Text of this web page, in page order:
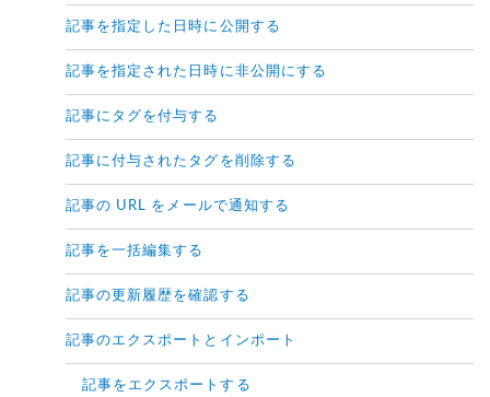
記事を指定した日時に公開する
記事を指定された日時に非公開にする
記事にタグを付与する
記事に付与されたタグを削除する
記事の URL をメールで通知する
記事を一括編集する
記事の更新履歴を確認する
記事のエクスポートとインポート
記事をエクスポートする